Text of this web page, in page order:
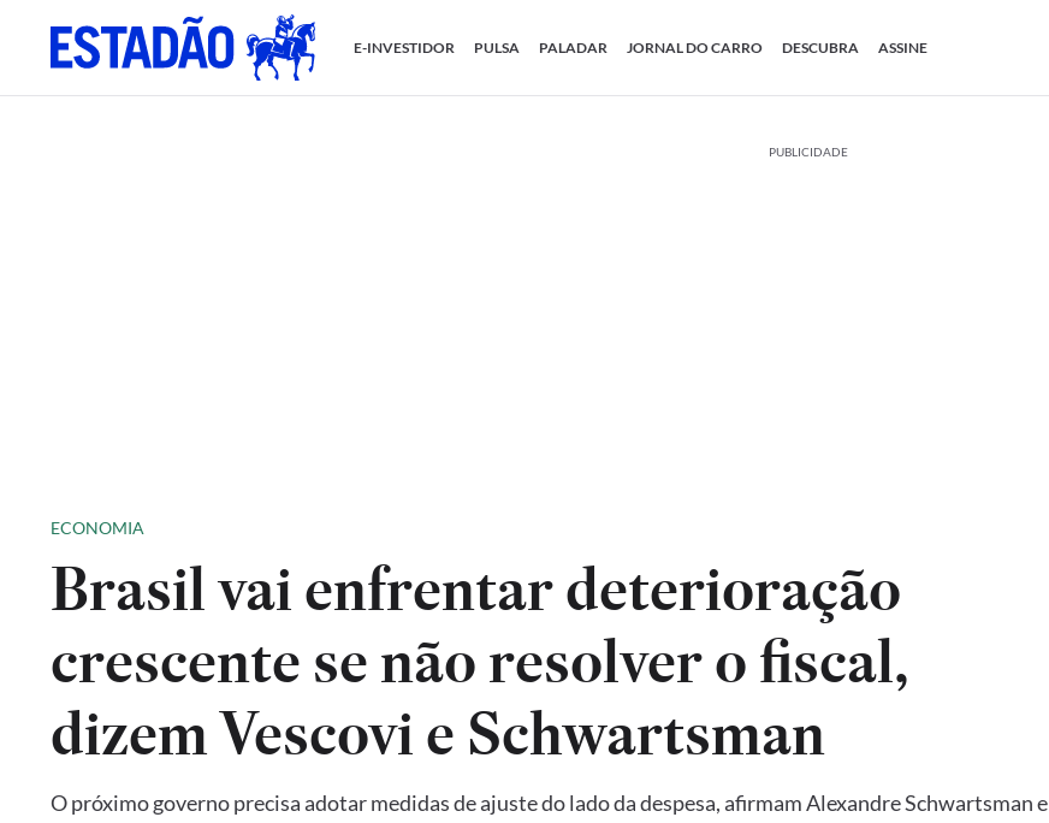
E-INVESTIDOR PULSA PALADAR JORNAL DO CARRO DESCUBRA ASSINE
PUBLICIDADE
ECONOMIA
Brasil vai enfrentar deterioração
crescente se não resolver o fiscal,
dizem Vescovi e Schwartsman
O próximo governo precisa adotar medidas de ajuste do lado da despesa, afirmam Alexandre Schwartsman e